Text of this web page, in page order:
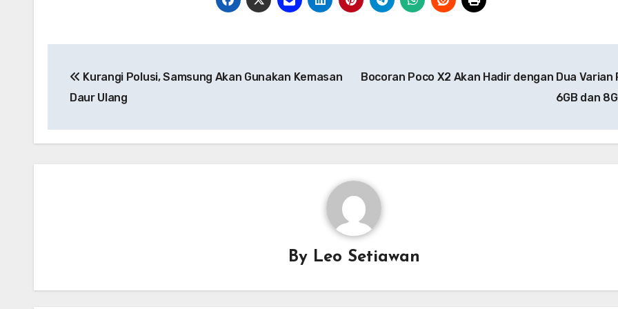
pos Kurangi Polusi, Samsung Akan Gunakan Kemasan
Daur Ulang
Bocoran Poco X2 Akan Hadir dengan Dua Varian
6GB dan
By Leo Setiawan